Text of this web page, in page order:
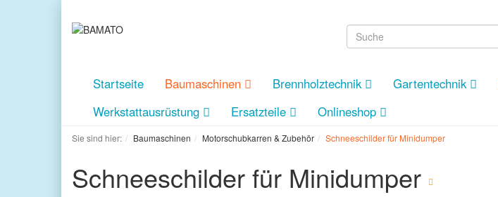
Startseite Baumaschinen Brennholztechnik Gartentechnik
Werkstattausrüstung
Ersatzteile Onlineshop
Sie sind hier: Baumaschinen Motorschubkarren & Zubehör Schneeschilder für Minidumper
Schneeschilder für Minidumper